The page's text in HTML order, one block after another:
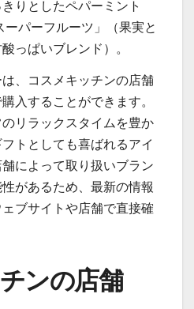
りとしたペパーミント
ーパーフルーツ」（果実と
っぱいブレンド）。
、コスメキッチンの店舗
入することができます。
リラックスタイムを豊か
トとしても喜ばれるアイ
によって取り扱いブラン
があるため、最新の情報
ブサイトや店舗で直接確
ンの店舗